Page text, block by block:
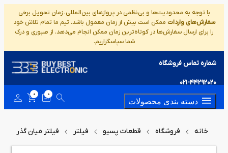
با توجه به محدودیت‌ها و بی‌نظمی در پروازهای بین‌المللی، زمان تحویل برخی
سفارش‌های واردات ممکن است بیش از زمان معمول باشد. تیم ما تمام تلاش خود
را برای ارسال سفارش‌ها در کوتاه‌ترین زمان ممکن انجام می‌دهد. از صبوری و درک
شما سپاسگزاریم.
شماره تماس فروشگاه
021-44292020
دسته بندی محصولات
0
0
خانه فروشگاه قطعات پسیو فیلتر فیلتر میان گذر